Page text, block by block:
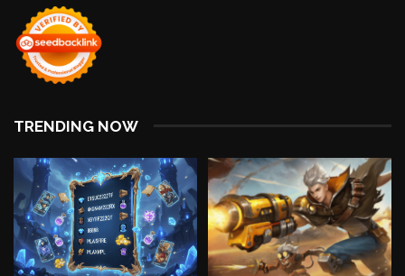
TRENDING NOW